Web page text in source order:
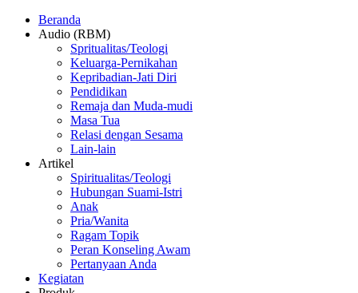
Beranda
Audio (RBM)
Spritualitas/Teologi
Keluarga-Pernikahan
Kepribadian-Jati Diri
Pendidikan
Remaja dan Muda-mudi
Masa Tua
Relasi dengan Sesama
Lain-lain
Artikel
Spiritualitas/Teologi
Hubungan Suami-Istri
Anak
Pria/Wanita
Ragam Topik
Peran Konseling Awam
Pertanyaan Anda
Kegiatan